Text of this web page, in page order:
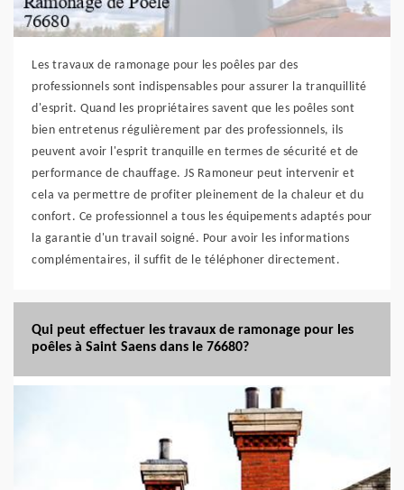
Les travaux de ramonage pour les poêles par des
professionnels sont indispensables pour assurer la tranquillité
d'esprit. Quand les propriétaires savent que les poêles sont
bien entretenus régulièrement par des professionnels, ils
peuvent avoir l'esprit tranquille en termes de sécurité et de
performance de chauffage. JS Ramoneur peut intervenir et
cela va permettre de profiter pleinement de la chaleur et du
confort. Ce professionnel a tous les équipements adaptés pour
la garantie d'un travail soigné. Pour avoir les informations
complémentaires, il suffit de le téléphoner directement.
Qui peut effectuer les travaux de ramonage pour les
poêles à Saint Saens dans le 76680?